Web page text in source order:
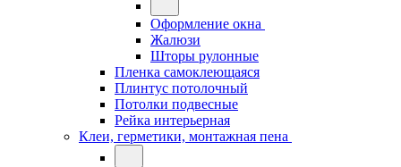
Оформление окна
Жалюзи
Шторы рулонные
Пленка самоклеющаяся
Плинтус потолочный
Потолки подвесные
Рейка интерьерная
Клеи, герметики, монтажная пена